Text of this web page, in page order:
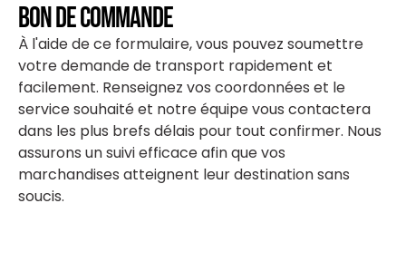
BON DE COMMANDE
À l'aide de ce formulaire, vous pouvez soumettre
votre demande de transport rapidement et
facilement. Renseignez vos coordonnées et le
service souhaité et notre équipe vous contactera
dans les plus brefs délais pour tout confirmer. Nous
assurons un suivi efficace afin que vos
marchandises atteignent leur destination sans
soucis.